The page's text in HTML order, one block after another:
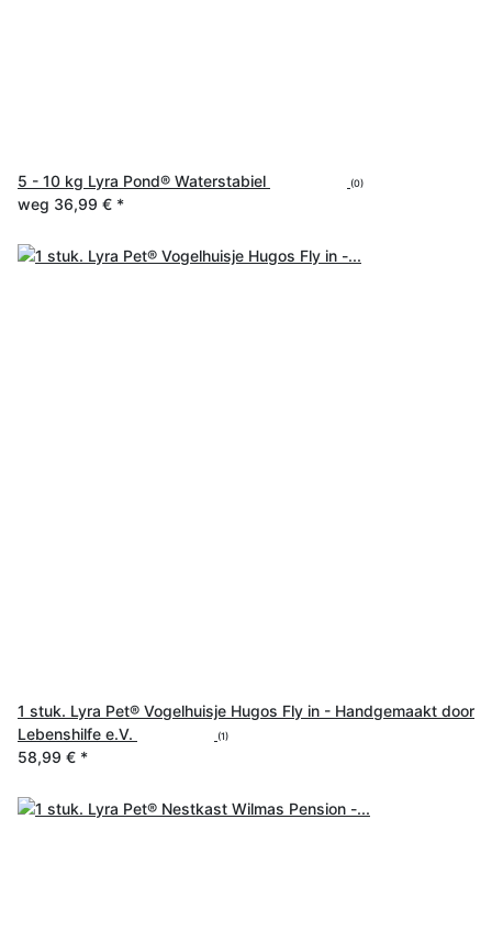
5 - 10 kg Lyra Pond® Waterstabiel (0)
weg 36,99 € *
1 stuk. Lyra Pet® Vogelhuisje Hugos Fly in - Handgemaakt door
Lebenshilfe e.V.
(1)
58,99 € *